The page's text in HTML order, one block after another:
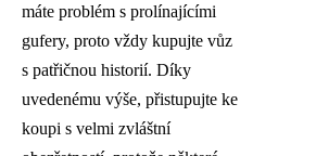
máte problém s prolínajícími
gufery, proto vždy kupujte vůz
s patřičnou historií. Díky
uvedenému výše, přistupujte ke
koupi s velmi zvláštní